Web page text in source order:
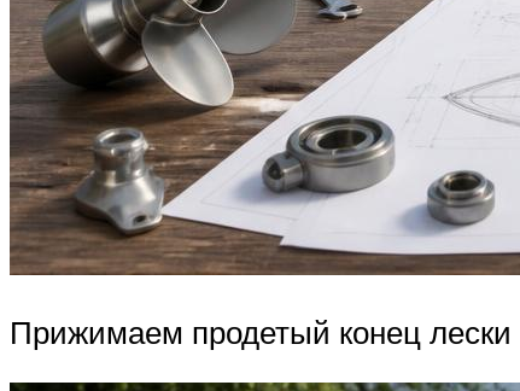
Прижимаем продетый конец